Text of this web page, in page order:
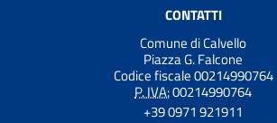
CONTATTI
Comune di Calvello
Piazza G. Falcone
Codice fiscale 00214990764
P. IVA:00214990764
+39 0971 921911